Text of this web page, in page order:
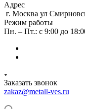
Адрес
г. Москва ул
Режим работы
Пн. – Пт.: с 9:00 до
Заказать звонок
zakaz@metall-ves.ru